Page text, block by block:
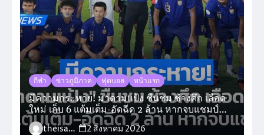
กีฬา ข่าวภูมิภาค ฟุตบอล หน้าแรก
มีความกระหาย! มาดามแป้ง ชื่นชม ช้างศึก เลือด
ใหม่ เก็บ 6 แต้มเต็ม-อัดฉีด 2 ล้าน หากจบแชมป์
กลุ่ม
theisara_admin 2 สิงหาคม 2026